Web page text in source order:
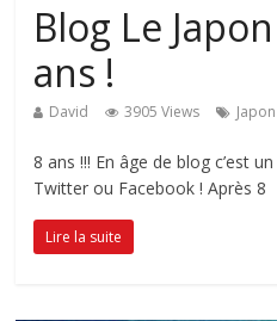
Blog Le
ans !
David 3905 Views Japon
8 ans !!! En âge de blog c’est
Twitter ou Facebook ! Après 8
Lire la suite